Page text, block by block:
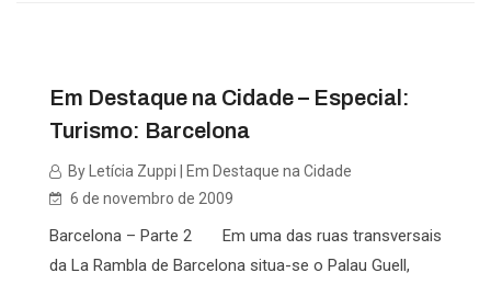
Em Destaque na Cidade – Especial:
Turismo: Barcelona
By Letícia Zuppi | Em Destaque na Cidade
6 de novembro de 2009
Barcelona – Parte 2 Em uma das ruas transversais
da La Rambla de Barcelona situa-se o Palau Guell,